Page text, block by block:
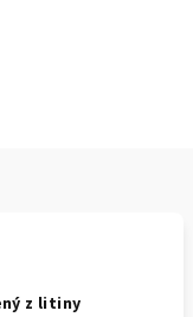
z litiny